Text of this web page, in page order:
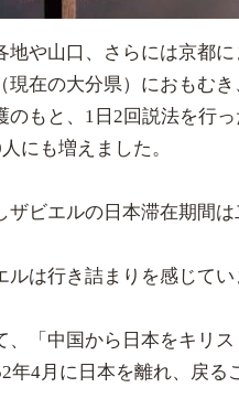
地や山口、さらには京都
現在の大分県）におもむ
のもと、1日2回説法を行
にも増えました。
ザビエルの日本滞在期間は
ルは行き詰まりを感じてい
、「中国から日本をキリ
年4月に日本を離れ、戻る